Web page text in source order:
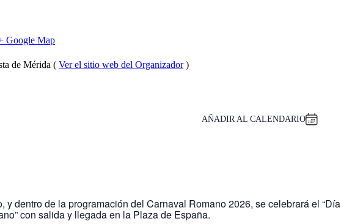
Google Map
de Mérida ( Ver el sitio web del Organizador)
AÑADIR AL CALENDARIO
y dentro de la programación del Carnaval Romano 2026, se celebrará el “Día
con salida y llegada en la Plaza de España.